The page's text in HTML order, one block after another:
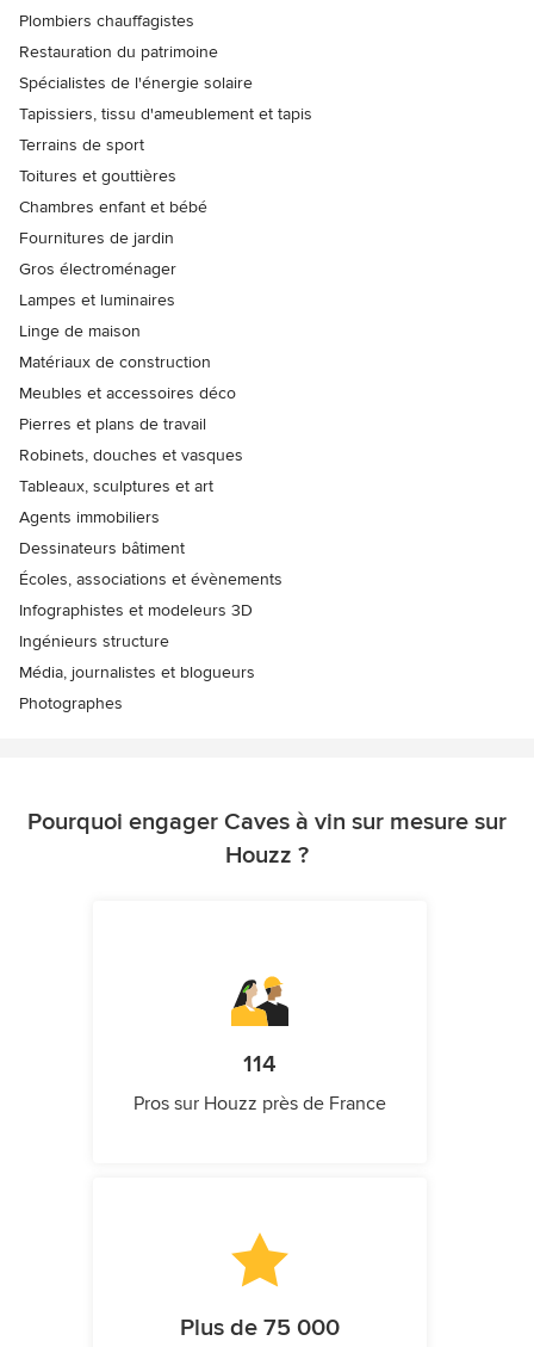
Plombiers chauffagistes
Restauration du patrimoine
Spécialistes de l'énergie solaire
Tapissiers, tissu d'ameublement et tapis
Terrains de sport
Toitures et gouttières
Chambres enfant et bébé
Fournitures de jardin
Gros électroménager
Lampes et luminaires
Linge de maison
Matériaux de construction
Meubles et accessoires déco
Pierres et plans de travail
Robinets, douches et vasques
Tableaux, sculptures et art
Agents immobiliers
Dessinateurs bâtiment
Écoles, associations et évènements
Infographistes et modeleurs 3D
Ingénieurs structure
Média, journalistes et blogueurs
Photographes
Pourquoi engager Caves à vin sur mesure sur
Houzz ?
114
Pros sur Houzz près de France
Plus de 75 000